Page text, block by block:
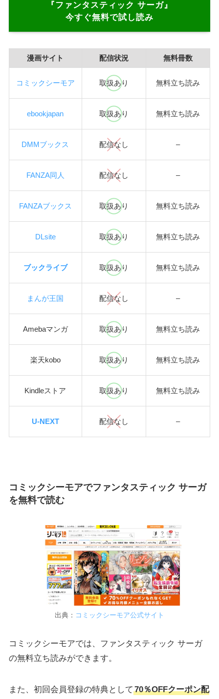
『ファンタスティック サーガ』
今すぐ無料で試し読み
漫画サイト 配信状況 無料冊数
コミックシーモア 取扱あり 無料立ち読み
ebookjapan 取扱あり 無料立ち読み
DMMブックス 配信なし –
FANZA同人 配信なし –
FANZAブックス 取扱あり 無料立ち読み
DLsite 取扱あり 無料立ち読み
ブックライブ 取扱あり 無料立ち読み
まんが王国 配信なし –
Amebaマンガ 取扱あり 無料立ち読み
楽天kobo 取扱あり 無料立ち読み
Kindleストア 取扱あり 無料立ち読み
U-NEXT 配信なし –
コミックシーモアでファンタスティック サーガ
を無料で読む
出典： コミックシーモア公式サイト
コミックシーモアでは、ファンタスティック サーガ
の無料立ち読みができます。
また、初回会員登録の特典として 70％OFFクーポン配